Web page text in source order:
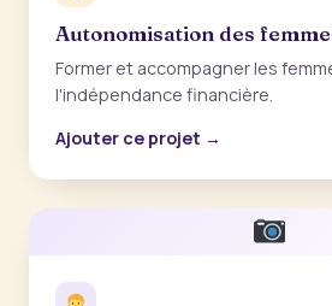
Autonomisation des
Former et accompagner les
l'indépendance financière.
Ajouter ce projet →